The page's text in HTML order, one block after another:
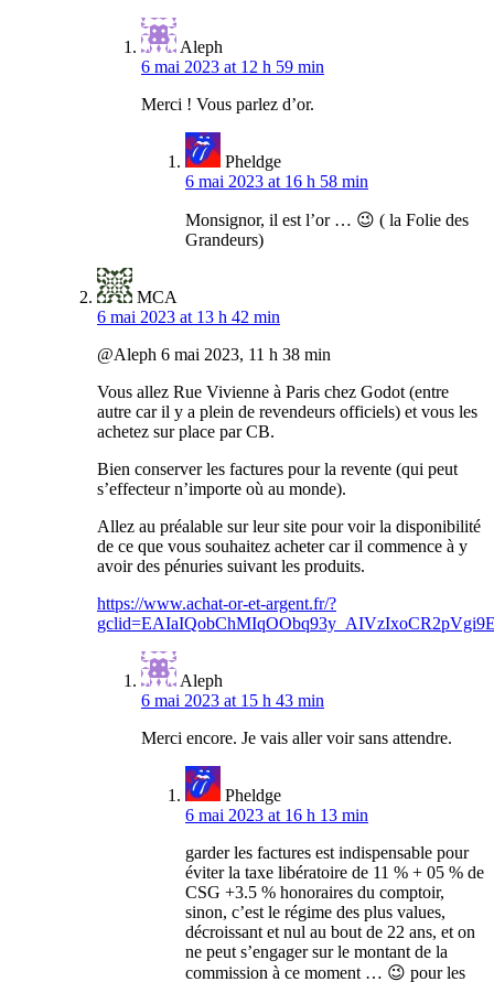
Aleph
6 mai 2023 at 12 h 59 min
Merci ! Vous parlez d’or.
Pheldge
6 mai 2023 at 16 h 58 min
Monsignor, il est l’or … 😉 ( la Folie des
Grandeurs)
MCA
6 mai 2023 at 13 h 42 min
@Aleph 6 mai 2023, 11 h 38 min
Vous allez Rue Vivienne à Paris chez Godot (entre
autre car il y a plein de revendeurs officiels) et vous les
achetez sur place par CB.
Bien conserver les factures pour la revente (qui peut
s’effecteur n’importe où au monde).
Allez au préalable sur leur site pour voir la disponibilité
de ce que vous souhaitez acheter car il commence à y
avoir des pénuries suivant les produits.
https://www.achat-or-et-argent.fr/?
Aleph
6 mai 2023 at 15 h 43 min
Merci encore. Je vais aller voir sans attendre.
Pheldge
6 mai 2023 at 16 h 13 min
garder les factures est indispensable pour
éviter la taxe libératoire de 11 % + 05 % de
CSG +3.5 % honoraires du comptoir,
sinon, c’est le régime des plus values,
décroissant et nul au bout de 22 ans, et on
ne peut s’engager sur le montant de la
commission à ce moment … 😉 pour les